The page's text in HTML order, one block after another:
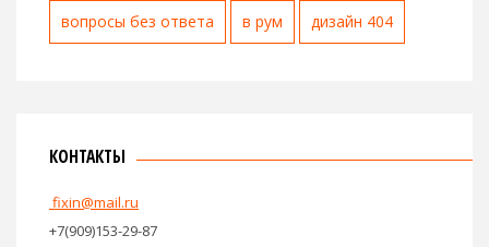
вопросы без ответа в рум дизайн 404
КОНТАКТЫ
fixin@mail.ru
+7(909)153-29-87